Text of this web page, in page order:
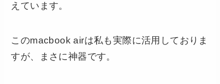
えています。
このmacbook airは私も実際に活用しておりま
すが、まさに神器です。